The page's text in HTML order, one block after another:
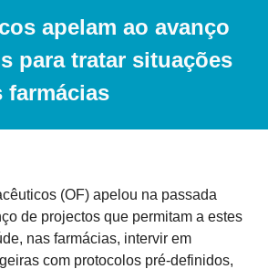
apelam ao avanço
para tratar situações
farmácias
(OF) apelou na passada
de projectos que permitam a estes
nas farmácias, intervir em
com protocolos pré-definidos,